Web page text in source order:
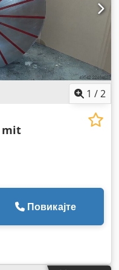
1 /2
mit
Повикајте